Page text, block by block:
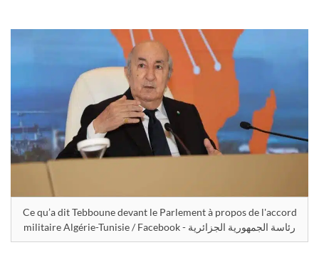
Ce qu’a dit Tebboune devant le Parlement à propos de l'accord
militaire Algérie-Tunisie / Facebook - رئاسة الجمهورية الجزائرية